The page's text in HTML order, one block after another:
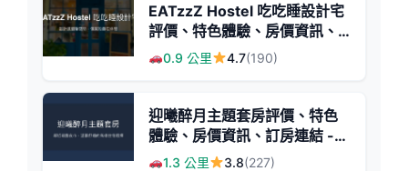
EATzzZ Hostel 吃吃睡設計宅
評價、特色體驗、房價資訊、
訂房連結 - 溫馨設計風格民宿
0.9 公里 4.7(190)
迎曦醉月主題套房評價、特色
體驗、房價資訊、訂房連結 -
便利夜市旁舒適住宿
1.3 公里 3.8(227)